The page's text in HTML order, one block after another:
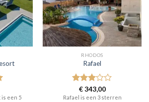
een 5
RHODOS
Rafael
Gewaardeerd
3uit 5
€343,00
Rafael is een 3 sterren